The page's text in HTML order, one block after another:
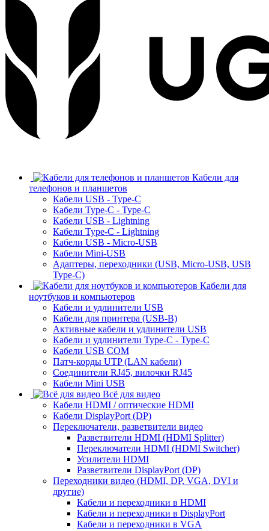
Кабели для
телефонов и планшетов
Кабели USB - Type-C
Кабели Type-C - Type-C
Кабели USB - Lightning
Кабели Type-C - Lightning
Кабели USB - Micro-USB
Кабели Mini-USB
Адаптеры, переходники (USB, Micro-USB, USB
Type-C)
Кабели для
ноутбуков и компьютеров
Кабели и удлинители USB
Кабели для принтера (USB-B)
Активные кабели и удлинители USB
Кабели и удлинители Type-C - Type-C
Кабели USB COM
Патч-корды UTP (LAN кабели)
Соединители RJ45, вилочки RJ45
Кабели Mini USB
Всё для видео
Кабели HDMI / оптические HDMI
Кабели DisplayPort (DP)
Переключатели, разветвители видео
Разветвители HDMI (HDMI Splitter)
Переключатели HDMI (HDMI Switcher)
Усилители HDMI
Разветвители DisplayPort (DP)
Переходники видео (HDMI, DP, VGA, DVI и
другие)
Кабели и переходники в HDMI
Кабели и переходники в DisplayPort
Кабели и переходники в VGA